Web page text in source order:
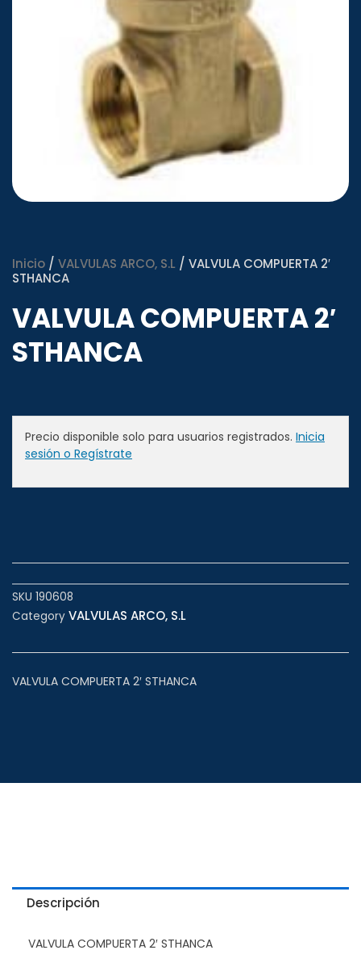
Inicio / VALVULAS ARCO, S.L / VALVULA COMPUERTA 2′
STHANCA
VALVULA COMPUERTA 2′
STHANCA
Precio disponible solo para usuarios registrados. Inicia
sesión o Regístrate
SKU 190608
Category VALVULAS ARCO, S.L
VALVULA COMPUERTA 2′ STHANCA
Descripción
VALVULA COMPUERTA 2′ STHANCA